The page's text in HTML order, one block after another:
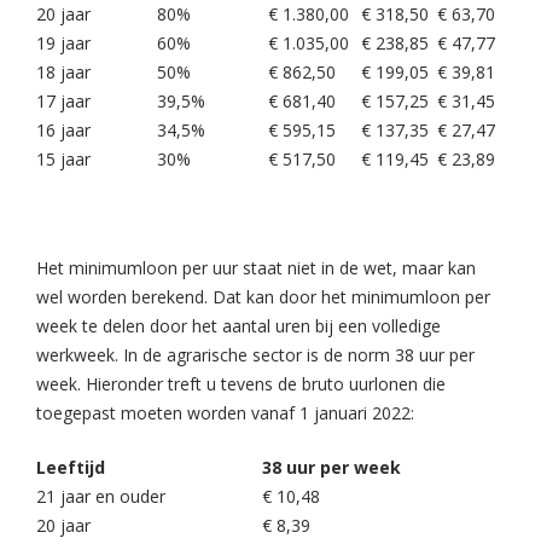
20 jaar
80% € 1.380,00 € 318,50 € 63,70
19 jaar
60% € 1.035,00 € 238,85 € 47,77
18 jaar
50% € 862,50 € 199,05 € 39,81
17 jaar
39,5% € 681,40 € 157,25 € 31,45
16 jaar
34,5% € 595,15 € 137,35 € 27,47
15 jaar
30% € 517,50 € 119,45 € 23,89
Het minimumloon per uur staat niet in de wet, maar kan
wel worden berekend. Dat kan door het minimumloon per
week te delen door het aantal uren bij een volledige
werkweek. In de agrarische sector is de norm 38 uur per
week. Hieronder treft u tevens de bruto uurlonen die
toegepast moeten worden vanaf 1 januari 2022:
Leeftijd
38 uur per week
21 jaar en ouder
€ 10,48
20 jaar
€ 8,39